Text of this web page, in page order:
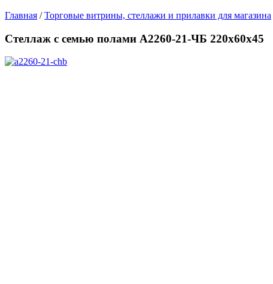
Главная /Торговые витрины, стеллажи и прилавки для магазина
Стеллаж с семью полами A2260-21-ЧБ 220х60х45